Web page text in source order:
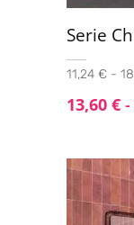
Serie
11,24 € -
13,60 € -